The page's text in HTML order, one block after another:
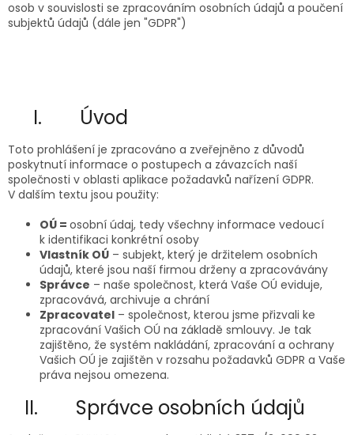
osob v souvislosti se zpracováním osobních údajů a poučení
subjektů údajů (dále jen "GDPR")
I. Úvod
Toto prohlášení je zpracováno a zveřejněno z důvodů
poskytnutí informace o postupech a závazcích naší
společnosti v oblasti aplikace požadavků nařízení GDPR.
V dalším textu jsou použity:
OÚ = osobní údaj, tedy všechny informace vedoucí
k identifikaci konkrétní osoby
Vlastník OÚ – subjekt, který je držitelem osobních
údajů, které jsou naší firmou drženy a zpracovávány
Správce – naše společnost, která Vaše OÚ eviduje,
zpracovává, archivuje a chrání
Zpracovatel – společnost, kterou jsme přizvali ke
zpracování Vašich OÚ na základě smlouvy. Je tak
zajištěno, že systém nakládání, zpracování a ochrany
Vašich OÚ je zajištěn v rozsahu požadavků GDPR a Vaše
práva nejsou omezena.
II. Správce osobních údajů